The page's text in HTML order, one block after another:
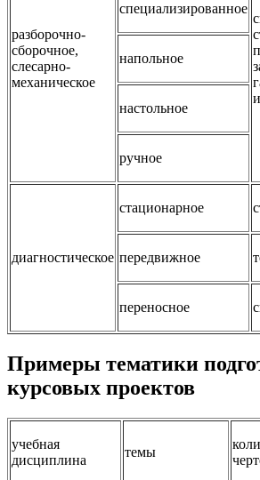
разборочно-
сборочное,
слесарно-
механическое
специализированное
напольное
настольное
ручное
диагностическое
стационарное
передвижное
переносное
Примеры тематики
курсовых проектов
учебная
дисциплина
темы